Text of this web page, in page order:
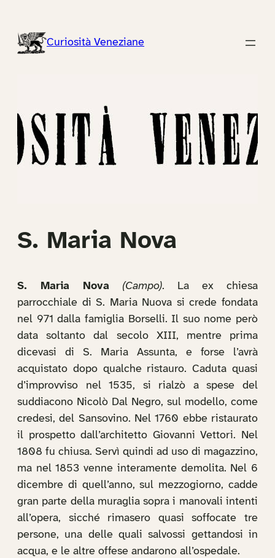
contenutoCuriosità Veneziane
S. Maria Nova
S. Maria Nova (Campo). La ex chiesa
parrocchiale di S. Maria Nuova si crede fondata
nel 971 dalla famiglia Borselli. Il suo nome però
data soltanto dal secolo XIII, mentre prima
dicevasi di S. Maria Assunta, e forse l’avrà
acquistato dopo qualche ristauro. Caduta quasi
d’improvviso nel 1535, si rialzò a spese del
suddiacono Nicolò Dal Negro, sul modello, come
credesi, del Sansovino. Nel 1760 ebbe ristaurato
il prospetto dall’architetto Giovanni Vettori. Nel
1808 fu chiusa. Servì quindi ad uso di magazzino,
ma nel 1853 venne interamente demolita. Nel 6
dicembre di quell’anno, sul mezzogiorno, cadde
gran parte della muraglia sopra i manovali intenti
all’opera, sicché rimasero quasi soffocate tre
persone, una delle quali salvossi gettandosi in
acqua, e le altre offese andarono all’ospedale.